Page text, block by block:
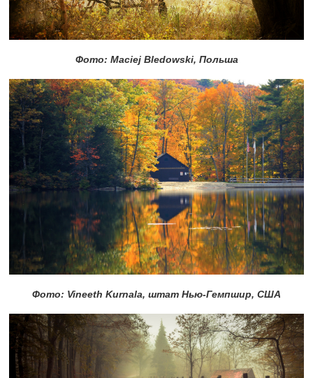
Фото: Maciej Bledowski, Польша
Фото: Vineeth Kurnala, штат Нью-Гемпшир, США